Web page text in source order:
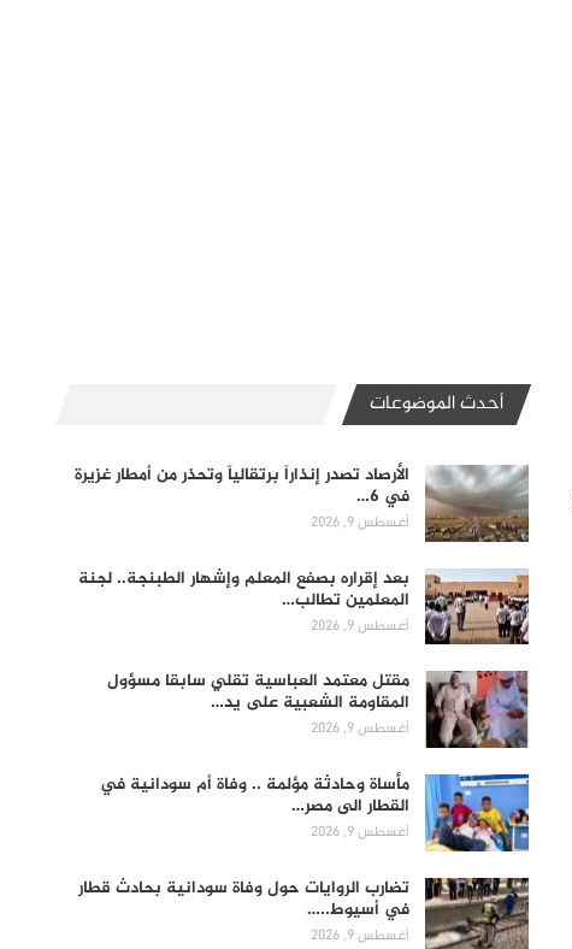
أحدث الموضوعات
الأرصاد تصدر إنذاراً برتقالياً وتحذر من أمطار غزيرة
في 6…
أغسطس 9, 2026
بعد إقراره بصفع المعلم وإشهار الطبنجة.. لجنة
المعلمين تطالب…
أغسطس 9, 2026
مقتل معتمد العباسية تقلي سابقا مسؤول
المقاومة الشعبية على يد…
أغسطس 9, 2026
مأساة وحادثة مؤلمة .. وفاة أم سودانية في
القطار الى مصر…
أغسطس 9, 2026
تضارب الروايات حول وفاة سودانية بحادث قطار
في أسيوط..…
أغسطس 9, 2026